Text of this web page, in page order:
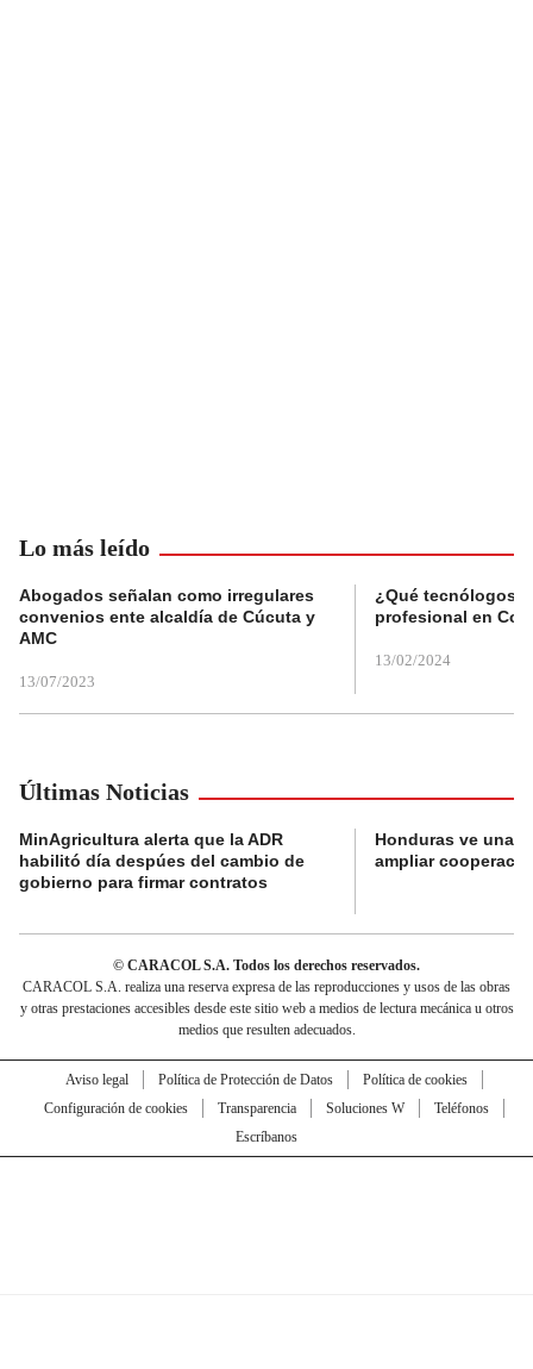
Lo más leído
Abogados señalan como irregulares
convenios ente alcaldía de Cúcuta y
AMC
13/07/2023
¿Qué tecnólogos
profesional en
13/02/2024
Últimas Noticias
MinAgricultura alerta que la ADR
habilitó día despúes del cambio de
gobierno para firmar contratos
Honduras ve una
ampliar
© CARACOL S.A. Todos los derechos reservados.
CARACOL S.A. realiza una reserva expresa de las reproducciones y usos de las obras
y otras prestaciones accesibles desde este sitio web a medios de lectura mecánica u otros
medios que resulten adecuados.
Aviso legal Política de Protección de Datos
Política de cookies
Configuración de cookies
Transparencia Soluciones W
Teléfonos
Escríbanos